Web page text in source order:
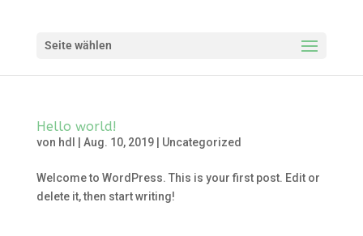
Seite wählen
Hello world!
von hdl Aug. 10, 2019| Uncategorized
Welcome to WordPress. This is your first post. Edit or
delete it, then start writing!